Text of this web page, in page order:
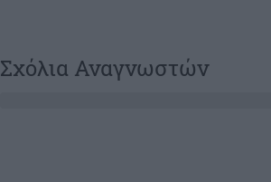
Σχόλια Αναγνωστών